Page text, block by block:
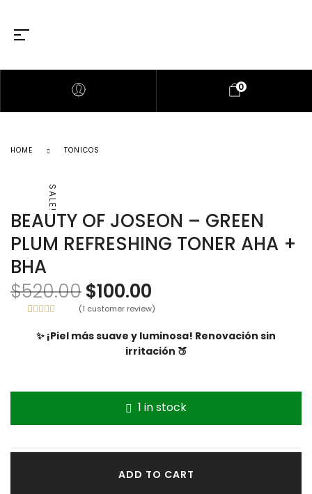
0
HOME TONICOS
SALE!
BEAUTY OF JOSEON – GREEN
PLUM REFRESHING TONER AHA +
BHA
$520.00$100.00
out of 5
based on
(1 customer review)
✨ ¡Piel más suave y luminosa! Renovación sin
irritación 🍑
1 in stock
ADD TO CART